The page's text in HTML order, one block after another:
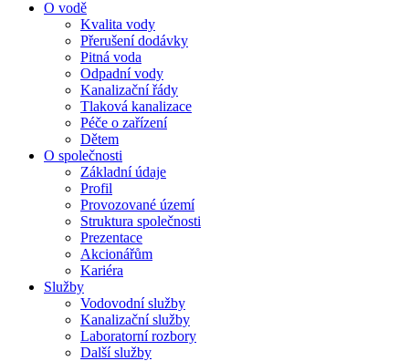
O vodě
Kvalita vody
Přerušení dodávky
Pitná voda
Odpadní vody
Kanalizační řády
Tlaková kanalizace
Péče o zařízení
Dětem
O společnosti
Základní údaje
Profil
Provozované území
Struktura společnosti
Prezentace
Akcionářům
Kariéra
Služby
Vodovodní služby
Kanalizační služby
Laboratorní rozbory
Další služby